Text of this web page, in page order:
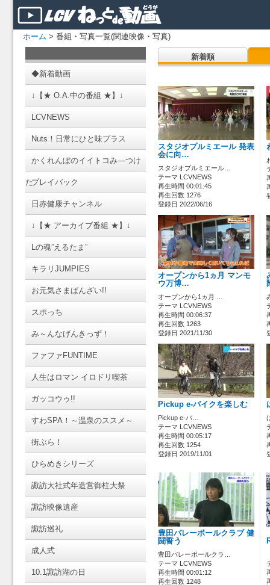
ホーム > 番組・写真一覧(関連映像・写真)
◆新着動画
↓【★ O.A.中の番組 ★】↓
LCVNEWS
Nuts！日常にひと味プラス
かくれんぼのイイトコみ―つけ
たプレイバック
日赤健康チャンネル
↓【★ アーカイブ番組 ★】↓
Lの魂”えるたま”
キラリJUMPIES
お元気さまばんざい!!
スポっち
み～んなげんきっず！
ファファFUNTIME
人生はロマン イロドリ喫茶
ガッコウゥ!!
すわSPA！～温泉のススメ～
街ぶら！
ひらめきシリーズ
諏訪大社式年造営御柱大祭
諏訪映像遺産
諏訪巡礼
成人式
10.1諏訪湖の日
新着順
スタジオプルミエール 発表
会に向…
スタジオプルミエール…
テーマ LCVNEWS
再生時間 00:01:45
再生回数 1276
登録日 2022/06/16
オープンから1ヵ月 マンモ
ウ万博…
オープンから1ヵ月 …
テーマ LCVNEWS
再生時間 00:06:37
再生回数 1263
登録日 2021/11/30
Pickup e-バイクを楽しむ
Pickup e-バ…
テーマ LCVNEWS
再生時間 00:05:17
再生回数 1254
登録日 2019/11/01
豊田バレーボールクラブ 健
闘誓う
豊田バレーボールクラ…
テーマ LCVNEWS
再生時間 00:01:12
再生回数 1248